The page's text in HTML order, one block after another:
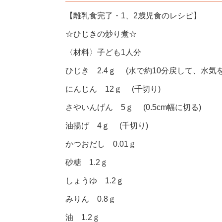
【離乳食完了・1、2歳児食のレシピ】
☆ひじきの炒り煮☆
〈材料〉子ども1人分
ひじき 2.4ｇ (水で約10分戻して、水気
にんじん 12ｇ (千切り)
さやいんげん 5ｇ (0.5cm幅に切る)
油揚げ 4ｇ (千切り)
かつおだし 0.01ｇ
砂糖 1.2ｇ
しょうゆ 1.2ｇ
みりん 0.8ｇ
油 1.2ｇ